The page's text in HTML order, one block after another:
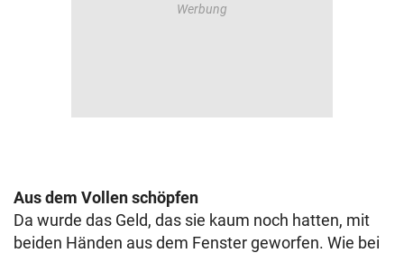
Aus dem Vollen schöpfen
Da wurde das Geld, das sie kaum noch hatten, mit
beiden Händen aus dem Fenster geworfen. Wie bei